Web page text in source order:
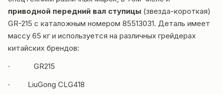
приводной передний вал ступицы (звезда-короткая)
GR-215 с каталожным номером 85513031. Деталь имеет
массу 65 кг и используется на различных грейдерах
китайских брендов:
· GR215
· LiuGong CLG418